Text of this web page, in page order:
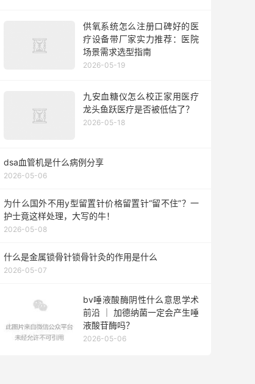
供氧系统怎么注册口碑好的医
疗设备带厂家实力推荐：医院
场景需求选型指南
2026-05-19
九安血糖仪怎么校正家用医疗
龙头鱼跃医疗是否被低估了？
2026-05-18
dsa血管机是什么病例分享
2026-05-06
为什么国外不用y型留置针价格留置针“留不住”？一
护士竟这样处理，大写的牛！
2026-05-08
什么是金属锁骨针锁骨针灸的作用是什么
2026-05-07
bv唾液酸酶阴性什么意思学术
前沿 ｜ 加德纳菌一定会产生唾
液酸苷酶吗？
2026-05-06